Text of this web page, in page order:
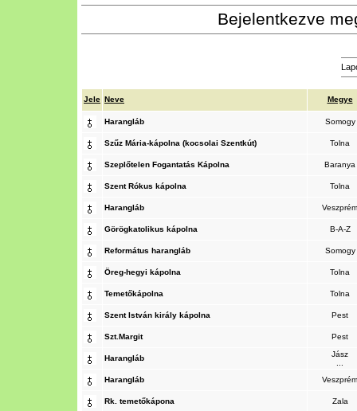
Bejelentkezve
Jele Neve Megye
Harangláb Somogy
Szűz Mária-kápolna (kocsolai Szentkút) Tolna
Szeplőtelen Fogantatás Kápolna Baranya
Szent Rókus kápolna Tolna
Harangláb Veszprém
Görögkatolikus kápolna B-A-Z
Református harangláb Somogy
Öreg-hegyi kápolna Tolna
Temetőkápolna Tolna
Szent István király kápolna Pest
Szt.Margit Pest
Harangláb
Jász
Harangláb
Veszprém
Rk. temetőkápona Zala